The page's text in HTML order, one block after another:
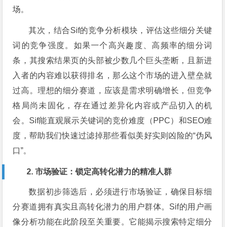
场。
其次，结合Sif的竞争分析模块，评估这些细分关键
词的竞争强度。如果一个高兴趣度、高频率的细分词
条，其搜索结果页的头部被少数几个巨头垄断，且新进
入者的内容难以获得排名，那么这个市场的进入壁垒就
过高。理想的细分赛道，应该是需求明确增长，但竞争
格局尚未固化，存在通过差异化内容或产品切入的机
会。Sif能直观展示关键词的竞价难度（PPC）和SEO难
度，帮助我们快速过滤掉那些看似美好实则凶险的“伪风
口”。
2. 市场验证：锁定高转化潜力的精准人群
数据初步筛选后，必须进行市场验证，确保目标细
分赛道拥有真实且高转化潜力的用户群体。Sif的用户画
像分析功能在此阶段至关重要。它能揭示搜索特定细分